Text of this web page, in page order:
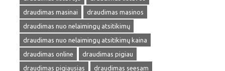
draudimas masinai
draudimas masinos
draudimas nuo nelaimingų atsitikimų
draudimas nuo nelaimingų atsitikimų kaina
draudimas online
draudimas pigiau
draudimas pigiausias
draudimas seesam